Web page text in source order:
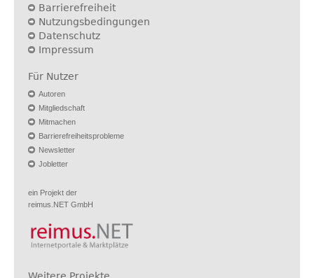
Barrierefreiheit
Nutzungsbedingungen
Datenschutz
Impressum
Für Nutzer
Autoren
Mitgliedschaft
Mitmachen
Barrierefreiheitsprobleme
Newsletter
Jobletter
ein Projekt der
reimus.NET GmbH